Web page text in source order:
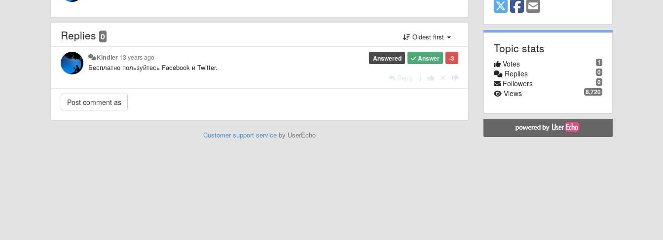
Replies 0 Oldest first
-3
Answer
Answered
Kindler 13 years ago
Бесплатно пользуйтесь Facebook и Twitter.
Reply
Customer support serviceby UserEcho
Topic stats
1
Votes
0
Replies
0
Followers
8,720
Views